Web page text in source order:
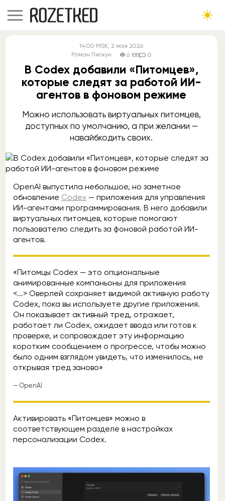
14:00 MSK, 2 мая 2026
Роман Пискун
6 188 0
В Codex добавили «Питомцев»,
которые следят за работой ИИ-
агентов в фоновом режиме
Можно использовать виртуальных питомцев,
доступных по умолчанию, а при желании —
навайбкодить своих.
OpenAI выпустила небольшое, но заметное
обновление Codex — приложения для управления
ИИ-агентами программирования. В него добавили
виртуальных питомцев, которые помогают
пользователю следить за фоновой работой ИИ-
агентов.
«Питомцы Codex — это опциональные
анимированные компаньоны для приложения
<...> Оверлей сохраняет видимой активную работу
Codex, пока вы используете другие приложения.
Он показывает активный тред, отражает,
работает ли Codex, ожидает ввода или готов к
проверке, и сопровождает эту информацию
коротким сообщением о прогрессе, чтобы можно
было одним взглядом увидеть, что изменилось, не
открывая тред заново»
— OpenAI
Активировать «Питомцев» можно в
соответствующем разделе в настройках
персонализации Codex.